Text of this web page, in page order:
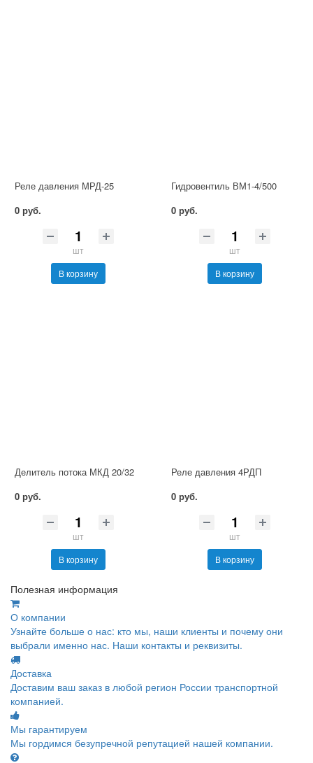
Реле давления МРД-25
0 руб.
шт
В корзину
Гидровентиль ВМ1-4/500
0 руб.
шт
В корзину
Делитель потока МКД 20/32
0 руб.
шт
В корзину
Реле давления 4РДП
0 руб.
шт
В корзину
Полезная информация
О компании
Узнайте больше о нас: кто мы, наши клиенты и почему они
выбрали именно нас. Наши контакты и реквизиты.
Доставка
Доставим ваш заказ в любой регион России транспортной
компанией.
Мы гарантируем
Мы гордимся безупречной репутацией нашей компании.